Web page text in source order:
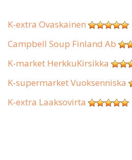
K-extra Ovaskainen
Campbell Soup Finland Ab
K-market HerkkuKirsikka
K-supermarket Vuoksenniska
K-extra Laaksovirta